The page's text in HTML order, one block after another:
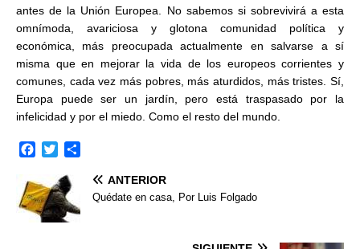
antes de la Unión Europea. No sabemos si sobrevivirá a esta
omnímoda, avariciosa y glotona comunidad política y
económica, más preocupada actualmente en salvarse a sí
misma que en mejorar la vida de los europeos corrientes y
comunes, cada vez más pobres, más aturdidos, más tristes. Sí,
Europa puede ser un jardín, pero está traspasado por la
infelicidad y por el miedo. Como el resto del mundo.
c
e
b
i
t
t
ANTERIOR
Quédate en casa, Por Luis Folgado